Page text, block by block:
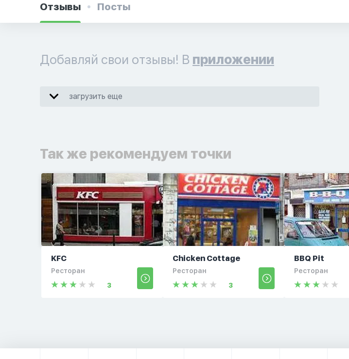
Отзывы Посты
Добавляй свои отзывы! В приложении
загрузить еще
Так же рекомендуем точки
KFC
Ресторан
3
Chicken Cottage
Ресторан
3
BBQ Pit
Ресторан